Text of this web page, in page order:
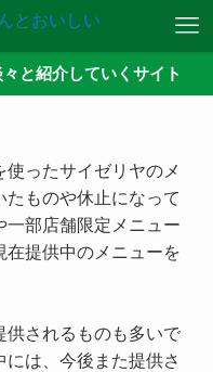
と紹介していくサイト
ったサイゼリヤのメ
ものや休止になって
一部店舗限定メニュー
在提供中のメニューを
供されるものも多いで
は、今後また提供さ